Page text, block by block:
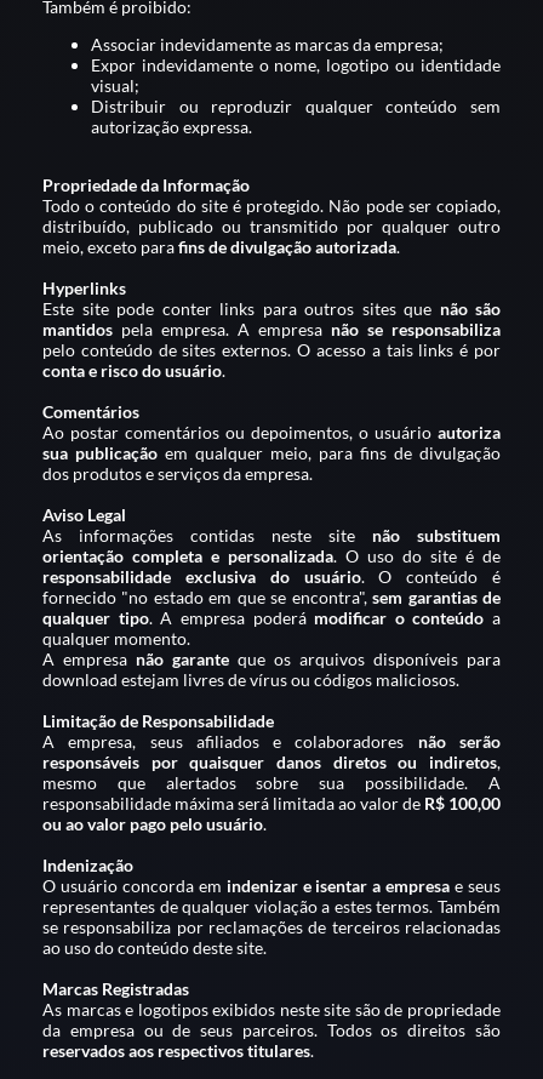
Também é proibido:
Associar indevidamente as marcas da empresa;
Expor indevidamente o nome, logotipo ou identidade
visual;
Distribuir ou reproduzir qualquer conteúdo sem
autorização expressa.
Propriedade da Informação
Todo o conteúdo do site é protegido. Não pode ser copiado,
distribuído, publicado ou transmitido por qualquer outro
meio, exceto parafins de divulgação autorizada.
Hyperlinks
Este site pode conter links para outros sites que não são
mantidos pela empresa. A empresa não se responsabiliza
pelo conteúdo de sites externos. O acesso a tais links é por
conta e risco do usuário.
Comentários
Ao postar comentários ou depoimentos, o usuário autoriza
sua publicação em qualquer meio, para fins de divulgação
dos produtos e serviços da empresa.
Aviso Legal
As informações contidas neste site não substituem
orientação completa e personalizada. O uso do site é de
responsabilidade exclusiva do usuário. O conteúdo é
fornecido "no estado em que se encontra",sem garantias de
qualquer tipo. A empresa poderá modificar o conteúdo a
qualquer momento.
A empresa não garante que os arquivos disponíveis para
download estejam livres de vírus ou códigos maliciosos.
Limitação de Responsabilidade
A empresa, seus afiliados e colaboradores não serão
responsáveis por quaisquer danos diretos ou indiretos,
mesmo que alertados sobre sua possibilidade. A
responsabilidade máxima será limitada ao valor de R$ 100,00
ou ao valor pago pelo usuário.
Indenização
O usuário concorda em indenizar e isentar a empresa e seus
representantes de qualquer violação a estes termos. Também
se responsabiliza por reclamações de terceiros relacionadas
ao uso do conteúdo deste site.
Marcas Registradas
As marcas e logotipos exibidos neste site são de propriedade
da empresa ou de seus parceiros. Todos os direitos são
reservados aos respectivos titulares.